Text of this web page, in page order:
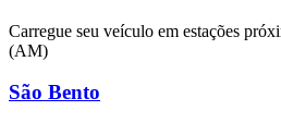
Carregue seu veículo em estações
(AM)
São Bento